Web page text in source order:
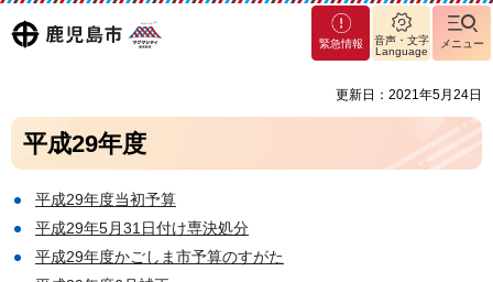
鹿児島
マグ
マシ
島市
緊急情報
音声・文字
Language
メニュー
更新日：2021年5月24日
平成29年度
平成29年度当初予算
平成29年5月31日付け専決処分
平成29年度かごしま市予算のすがた